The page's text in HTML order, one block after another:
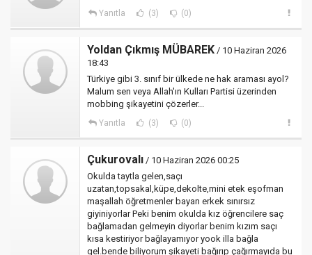
Yanıtla (3) (0)
Yoldan Çıkmış MÜBAREK / 10 Haziran 2026
18:43
Türkiye gibi 3. sınıf bir ülkede ne hak araması ayol?
Malum sen veya Allah'ın Kulları Partisi üzerinden
mobbing şikayetini çözerler...
Yanıtla (3) (0)
Çukurovalı / 10 Haziran 2026 00:25
Okulda taytla gelen,saçı
uzatan,topsakal,küpe,dekolte,mini etek eşofman
maşallah öğretmenler bayan erkek sınırsız
giyiniyorlar Peki benim okulda kız öğrencilere saç
bağlamadan gelmeyin diyorlar benim kızım saçı
kısa kestiriyor bağlayamıyor yook illa bağla
gel.bende biliyorum şikayeti bağırıp çağırmayıda bu